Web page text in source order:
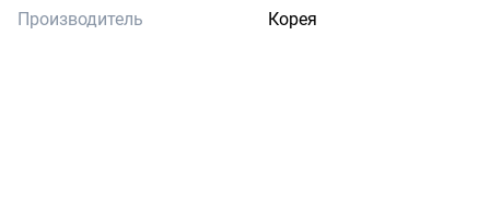
Производитель Корея